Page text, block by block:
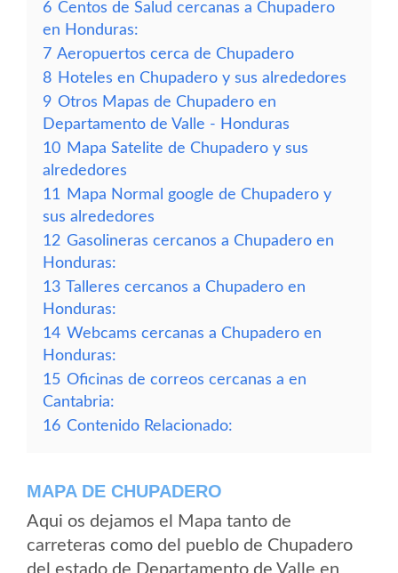
6 Centos de Salud cercanas a Chupadero
en Honduras:
7 Aeropuertos cerca de Chupadero
8 Hoteles en Chupadero y sus alrededores
9 Otros Mapas de Chupadero en
Departamento de Valle - Honduras
10 Mapa Satelite de Chupadero y sus
alrededores
11
Mapa Normal google de Chupadero y
sus alrededores
12 Gasolineras cercanos a Chupadero en
Honduras:
13 Talleres cercanos a Chupadero en
Honduras:
14 Webcams cercanas a Chupadero en
Honduras:
15 Oficinas de correos cercanas a en
Cantabria:
16 Contenido Relacionado:
MAPA DE CHUPADERO
Aqui os dejamos el Mapa tanto de
carreteras como del pueblo de Chupadero
del estado de Departamento de Valle en